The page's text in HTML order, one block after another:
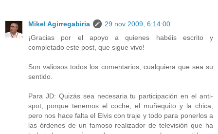
Mikel Agirregabiria
29 nov 2009, 6:14:00
¡Gracias por el apoyo a quienes habéis escrito y
completado este post, que sigue vivo!
Son valiosos todos los comentarios, cualquiera que sea su
sentido.
Para JD: Quizás sea necesaria tu participación en el anti-
spot, porque tenemos el coche, el muñequito y la chica,
pero nos hace falta el Elvis con traje y todo para ponerlos a
las órdenes de un famoso realizador de televisión que ha